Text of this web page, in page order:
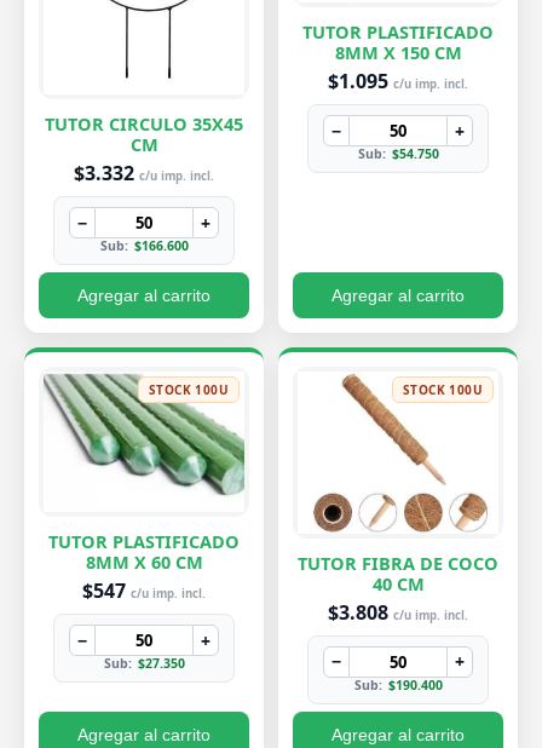
TUTOR CIRCULO 35X45
CM
$3.332 c/u imp. incl.
− +
Sub: $166.600
Agregar al carrito
TUTOR PLASTIFICADO
8MM X 150 CM
$1.095 c/u imp. incl.
− +
Sub: $54.750
Agregar al carrito
STOCK 100U
TUTOR PLASTIFICADO
8MM X 60 CM
$547 c/u imp. incl.
− +
Sub: $27.350
Agregar al carrito
STOCK 100U
TUTOR FIBRA DE COCO
40 CM
$3.808 c/u imp. incl.
− +
Sub: $190.400
Agregar al carrito